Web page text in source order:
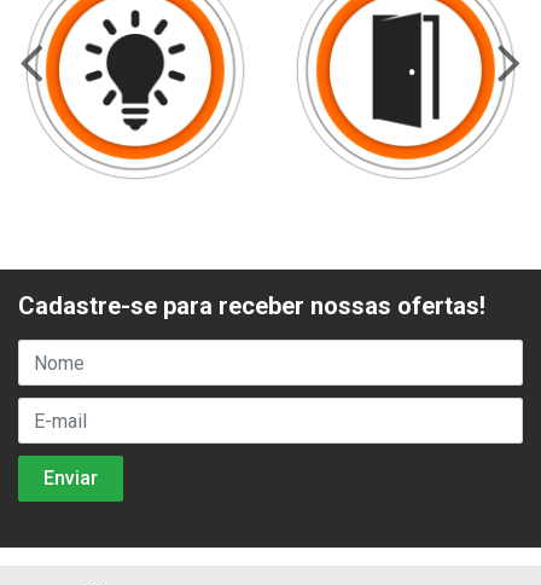
Cadastre-se para receber nossas ofertas!